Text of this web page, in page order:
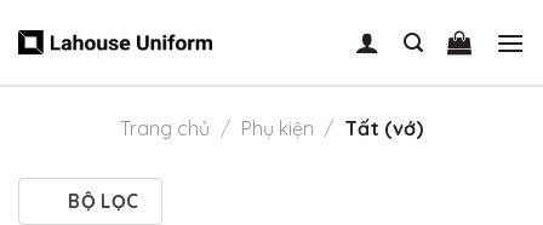
Trang chủ / Phụ kiện / Tất (vớ)
BỘ LỌC